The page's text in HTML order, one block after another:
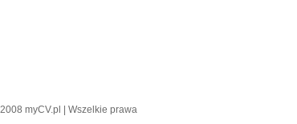
myCV.pl | Wszelkie prawa